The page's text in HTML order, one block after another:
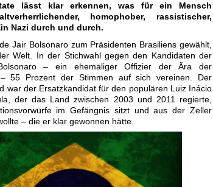
lässt klar erkennen, was für ein Mensch
homophober, rassistischer,
Nazi durch und durch.
Jair Bolsonaro zum Präsidenten Brasiliens gewählt,
Welt. In der Stichwahl gegen den Kandidaten der
– ein ehemaliger Offizier der Ära der
– 55 Prozent der Stimmen auf sich vereinen. Der
war der Ersatzkandidat für den populären Luiz Inácio
der das Land zwischen 2003 und 2011 regierte,
im Gefängnis sitzt und aus der Zeller
– die er klar gewonnen hätte.